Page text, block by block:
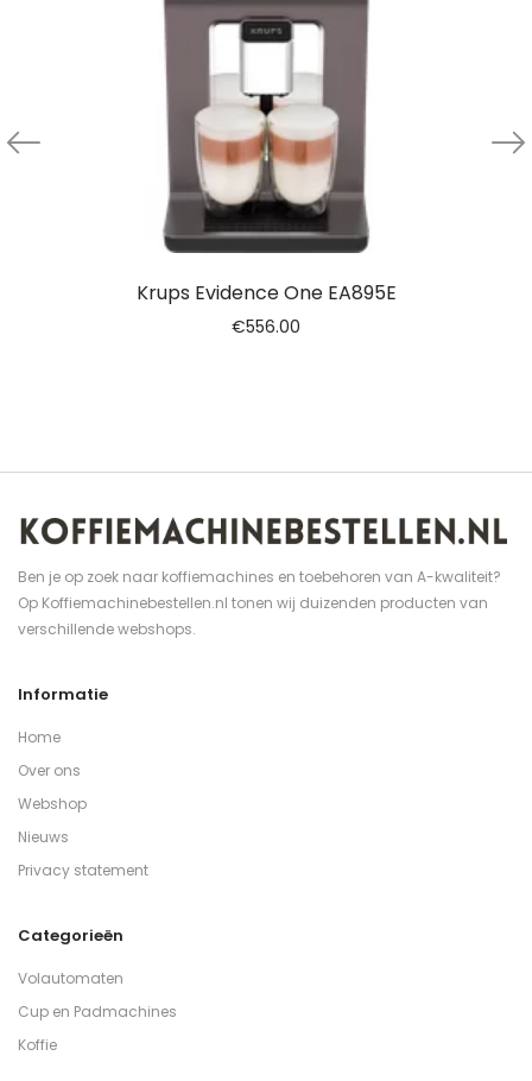
Krups Evidence One EA895E
€556.00
Ben je op zoek naar koffiemachines en toebehoren van A-kwaliteit?
Op Koffiemachinebestellen.nl tonen wij duizenden producten van
verschillende webshops.
Informatie
Home
Over ons
Webshop
Nieuws
Privacy statement
Categorieën
Volautomaten
Cup en Padmachines
Koffie